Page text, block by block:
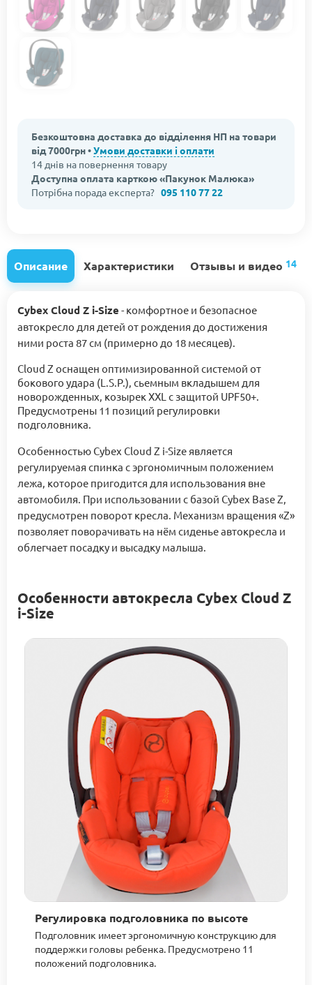
Безкоштовна доставка до відділення НП на товари
від 7000грн •Умови доставки і оплати
14 днів на повернення товару
Доступна оплата карткою «Пакунок Малюка»
Потрібна порада експерта? 095 110 77 22
Описание Характеристики Отзывы и видео 14
Cybex Cloud Z i-Size - комфортное и безопасное
автокресло для детей от рождения до достижения
ними роста 87 см (примерно до 18 месяцев).
Cloud Z оснащен оптимизированной системой от
бокового удара (L.S.P.), сьемным вкладышем для
новорожденных, козырек XXL с защитой UPF50+.
Предусмотрены 11 позиций регулировки
подголовника.
Особенностью Cybex Cloud Z i-Size является
регулируемая спинка с эргономичным положением
лежа, которое пригодится для использования вне
автомобиля. При использовании с базой Cybex Base Z,
предусмотрен поворот кресла. Механизм вращения «Z»
позволяет поворачивать на нём сиденье автокресла и
облегчает посадку и высадку малыша.
Особенности автокресла Cybex Cloud Z
i-Size
Регулировка подголовника по высоте
Подголовник имеет эргономичную конструкцию для
поддержки головы ребенка. Предусмотрено 11
положений подголовника.